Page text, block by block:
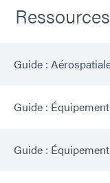
Ressources
Guide :
Guide :
Guide :